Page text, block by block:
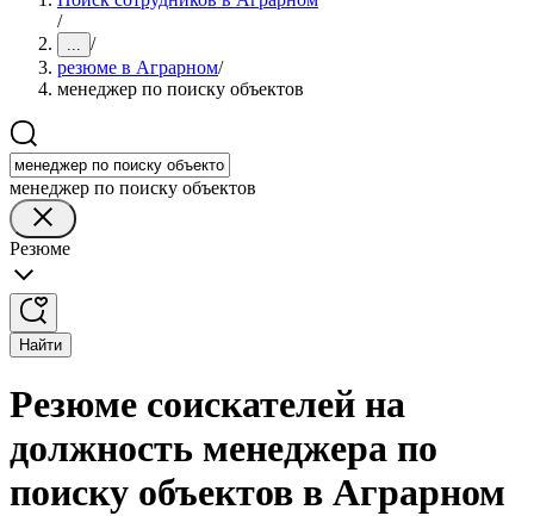
/
... /
резюме в Аграрном/
менеджер по поиску объектов
менеджер по поиску объектов
Резюме
Найти
Резюме соискателей на
должность менеджера по
поиску объектов в Аграрном